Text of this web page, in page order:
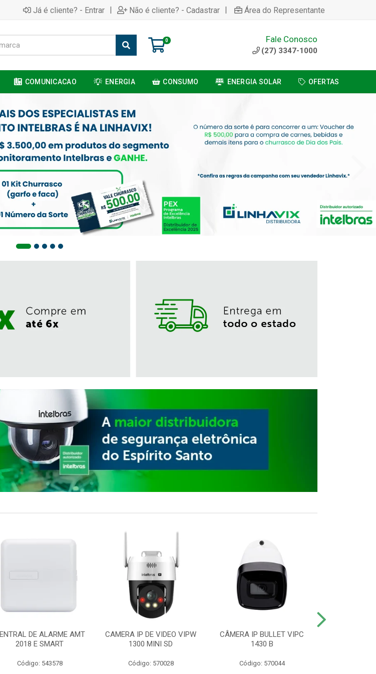
Já é cliente? - Entrar | Não é cliente? - Cadastrar | Área do Representante
0 Fale Conosco
(27) 3347-1000
COMUNICACAO ENERGIA CONSUMO ENERGIA SOLAR OFERTAS
DE ALARME AMT
2018 E SMART
Código: 543578
CAMERA IP DE VIDEO VIPW
1300 MINI SD
Código: 570028
CÂMERA IP BULLET VIPC
1430 B
Código: 570044